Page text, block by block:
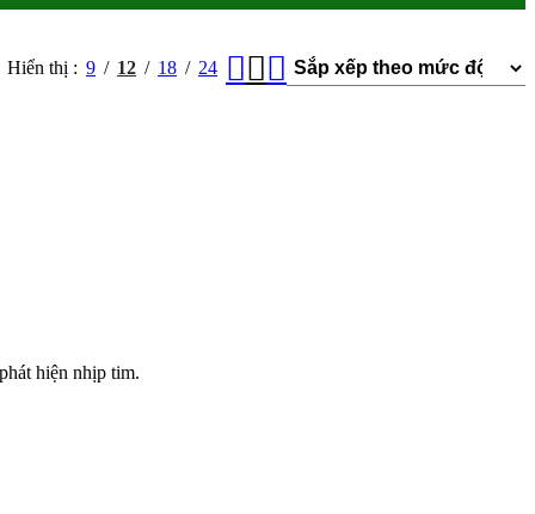
Hiển thị 9 12 18 24
hiện nhịp tim.